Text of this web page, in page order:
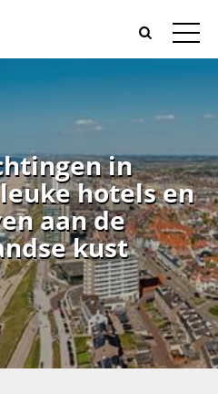
in
hotels en
aan de
kust